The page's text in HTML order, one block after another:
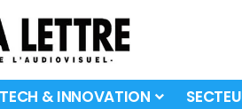
TECH & INNOVATION